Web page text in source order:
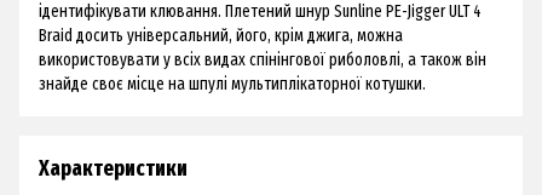
ідентифікувати клювання. Плетений шнур Sunline PE-Jigger ULT 4
Braid досить універсальний, його, крім джига, можна
використовувати у всіх видах спінінгової риболовлі, а також він
знайде своє місце на шпулі мультиплікаторної котушки.
Характеристики